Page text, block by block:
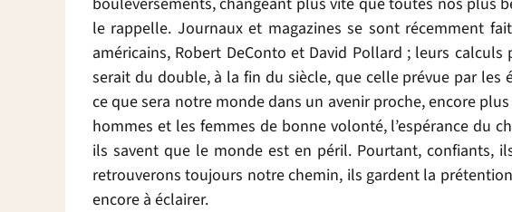
le rappelle. Journaux et magazines se sont récemment
américains, Robert DeConto et David Pollard ; leurs
serait du double, à la fin du siècle, que celle prévue par
ce que sera notre monde dans un avenir proche, encore
hommes et les femmes de bonne volonté, l’espérance du
ils savent que le monde est en péril. Pourtant, confiants,
retrouverons toujours notre chemin, ils gardent la
encore à éclairer.